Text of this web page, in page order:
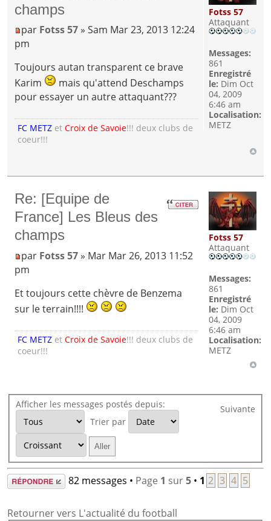
champs
par Fotss 57 » Sam Mar 23, 2013 12:24
pm
Toujours autan transparent ce brave
Karim
mais qu'attend Deschamps
pour essayer un autre attaquant???
FC METZ etCroix de Savoie!!! deux clubs de
coeur!!!
Fotss 57
Attaquant
Messages:
861
Enregistré
le: Dim Oct
04, 2009
6:46 am
Localisation:
METZ
Re: [Equipe de
France] Les Bleus des
champs
par Fotss 57» Mar Mar 26, 2013 11:52
pm
Et toujours cette chèvre de Benzema
sur le terrain!!!!
FC METZ etCroix de Savoie!!! deux clubs de
coeur!!!
Fotss 57
Attaquant
Messages:
861
Enregistré
le: Dim Oct
04, 2009
6:46 am
Localisation:
METZ
Suivante
Afficher les messages postés depuis:
Trier par
Répondre 82 messages • Page 1 sur5• 1 2 3 4 5
Retourner vers L'actualité du football